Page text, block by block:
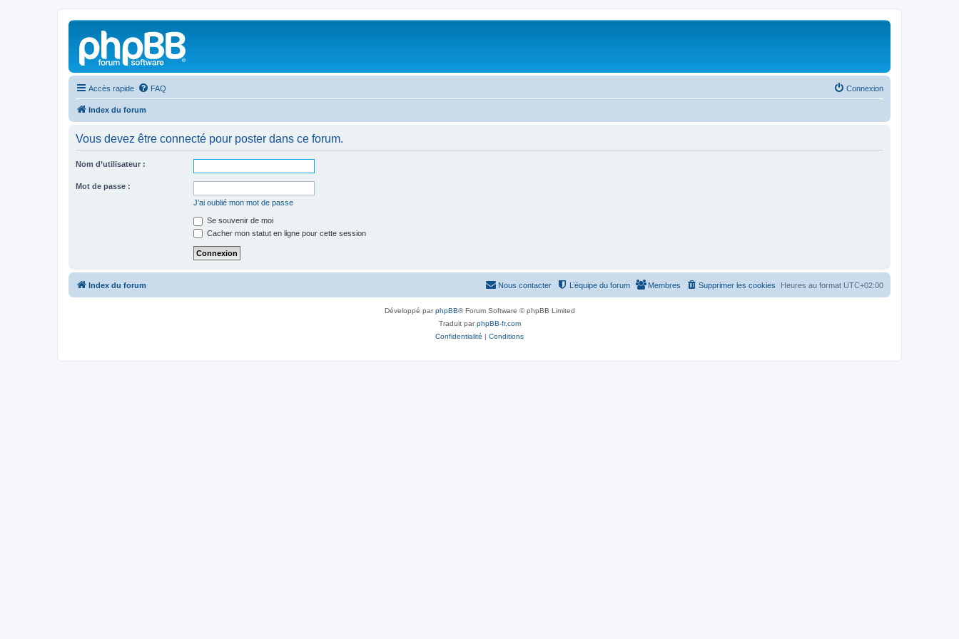
Accès rapide FAQ Connexion
Index du forum
Vous devez être connecté pour poster dans ce forum.
Nom d’utilisateur :
Mot de passe :
J’ai oublié mon mot de passe
Se souvenir de moi
Cacher mon statut en ligne pour cette session
Index du forum Heures au format UTC+02:00
Supprimer les cookies
Membres
L’équipe du forum
Nous contacter
Développé parphpBB® Forum Software © phpBB Limited
Traduit parphpBB-fr.com
Confidentialité | Conditions